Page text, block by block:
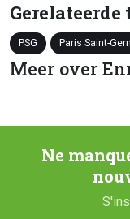
Gerelateerde
PSG Paris Saint-
Meer over
Ne